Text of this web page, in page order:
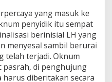
yang masuk ke
penyidik itu sempat
berinisial LH yang
menyesal sambil berurai
telah terjadi. Oknum
di penghujung
diberitakan secara